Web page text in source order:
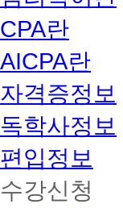
CPA란
AICPA란
자격증정보
독학사정보
편입정보
수강신청